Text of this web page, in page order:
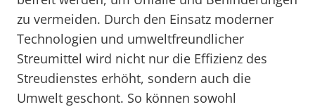
zu vermeiden. Durch den Einsatz moderner
Technologien und umweltfreundlicher
Streumittel wird nicht nur die Effizienz des
Streudienstes erhöht, sondern auch die
Umwelt geschont. So können sowohl